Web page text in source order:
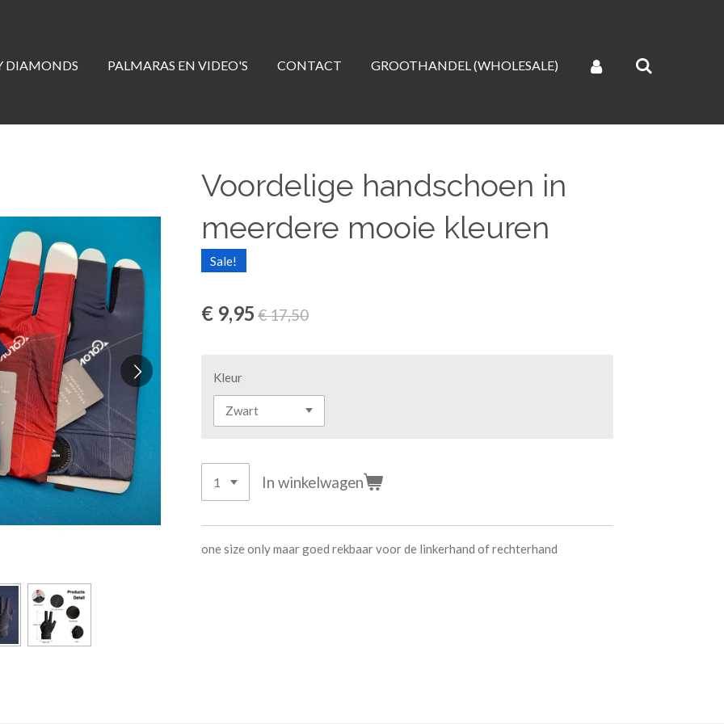
DIAMONDS PALMARAS EN VIDEO'S CONTACT GROOTHANDEL (WHOLESALE)
Voordelige handschoen in
meerdere mooie kleuren
Sale!
€ 9,95 € 17,50
Kleur
In winkelwagen
one size only maar goed rekbaar voor de linkerhand of rechterhand